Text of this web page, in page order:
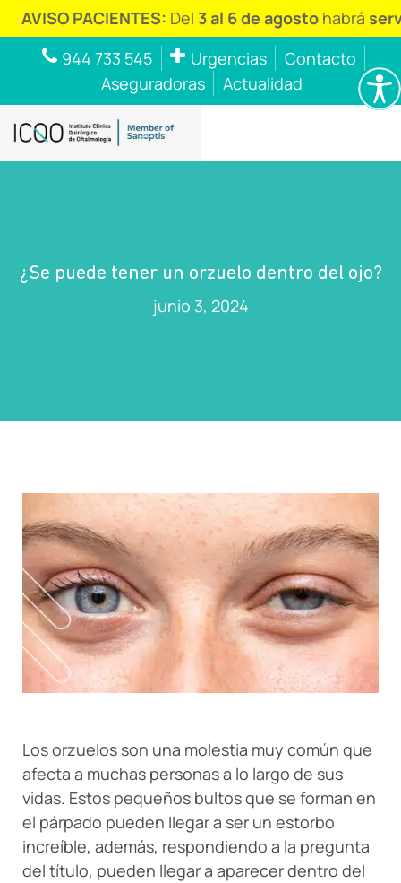
PACIENTES:Del3 al 6 de agostohabráservicio de
944 733 545
Urgencias
Contacto
Aseguradoras
Actualidad
¿Se puede tener un orzuelo dentro del ojo?
junio 3, 2024
Los orzuelos son una molestia muy común que
afecta a muchas personas a lo largo de sus
vidas. Estos pequeños bultos que se forman en
el párpado pueden llegar a ser un estorbo
increíble, además, respondiendo a la pregunta
del título, pueden llegar a aparecer dentro del